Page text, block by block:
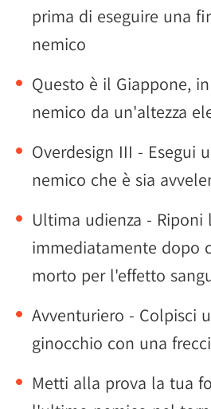
prima di eseguire una
nemico
Questo è il Giappone,
nemico da un'altezza
Overdesign III - Esegui
nemico che è sia
Ultima udienza - Riponi
immediatamente dopo
morto per l'effetto
Avventuriero - Colpisci
ginocchio con una
Metti alla prova la tua